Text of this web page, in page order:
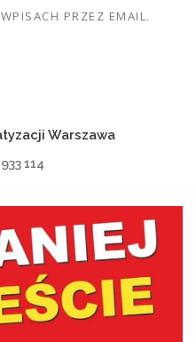
PRZEZ EMAIL.
Warszawa
114